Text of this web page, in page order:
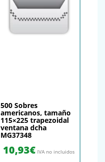
500 Sobres
americanos, tamaño
115×225 trapezoidal
ventana dcha
MG37348
10,93€ IVA no incluidos